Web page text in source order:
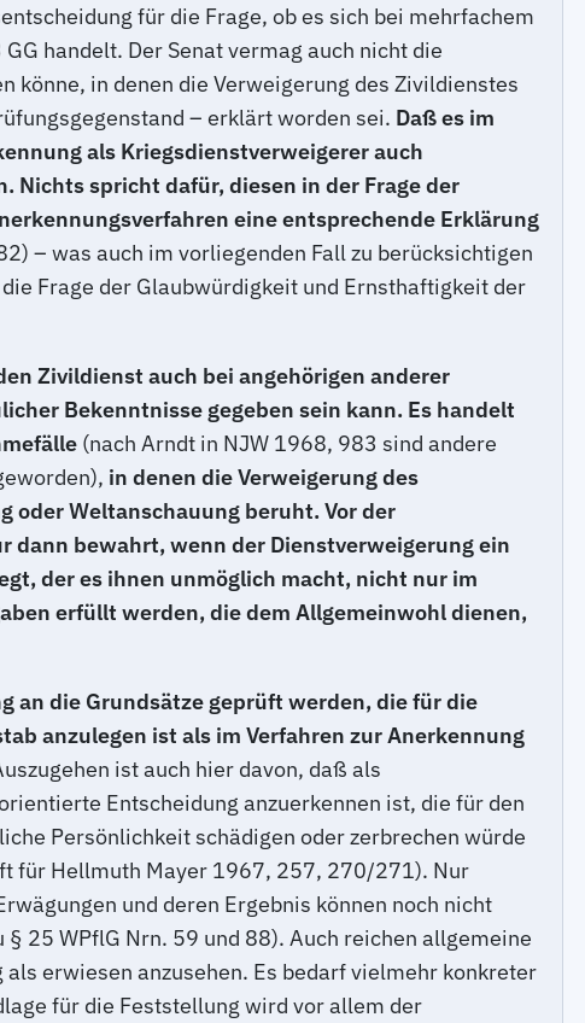
für die Frage, ob es sich bei mehrfachem
handelt. Der Senat vermag auch nicht die
könne, in denen die Verweigerung des Zivildienstes
– erklärt worden sei. Daß es im
als Kriegsdienstverweigerer auch
Nichts spricht dafür, diesen in der Frage der
eine entsprechende Erklärung
– was auch im vorliegenden Fall zu berücksichtigen
Frage der Glaubwürdigkeit und Ernsthaftigkeit der
Zivildienst auch bei angehörigen anderer
Bekenntnisse gegeben sein kann. Es handelt
(nach Arndt in NJW 1968, 983 sind andere
in denen die Verweigerung des
Weltanschauung beruht. Vor der
dann bewahrt, wenn der Dienstverweigerung ein
der es ihnen unmöglich macht, nicht nur im
erfüllt werden, die dem Allgemeinwohl dienen,
an die Grundsätze geprüft werden, die für die
anzulegen ist als im Verfahren zur Anerkennung
ist auch hier davon, daß als
Entscheidung anzuerkennen ist, die für den
Persönlichkeit schädigen oder zerbrechen würde
für Hellmuth Mayer 1967, 257, 270/271). Nur
und deren Ergebnis können noch nicht
25 WPflG Nrn. 59 und 88). Auch reichen allgemeine
erwiesen anzusehen. Es bedarf vielmehr konkreter
für die Feststellung wird vor allem der